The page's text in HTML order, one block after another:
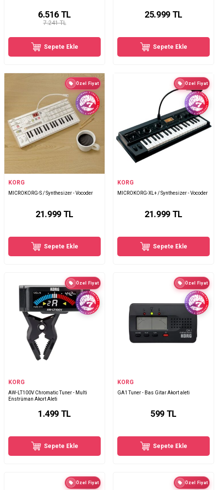
7.241 TL
6.516 TL
Sepete Ekle
25.999TL
Sepete Ekle
Özel Fiyat
KORG
MICROKORG-S / Synthesizer - Vocoder
21.999TL
Sepete Ekle
Özel Fiyat
KORG
MICROKORG-XL+ / Synthesizer - Vocoder
21.999TL
Sepete Ekle
Özel Fiyat
KORG
AW-LT100V Chromatic Tuner - Multi
Enstrüman Akort Aleti
1.499 TL
Sepete Ekle
Özel Fiyat
KORG
GA1 Tuner - Bas Gitar Akort aleti
599 TL
Sepete Ekle
Özel Fiyat Özel Fiyat